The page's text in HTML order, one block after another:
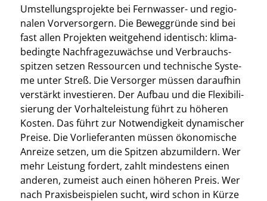
Umstel­lungs­pro­jek­te bei Fern­was­ser- und regio­
na­len Vor­ver­sor­gern. Die Beweg­grün­de sind bei
fast allen Pro­jek­ten weit­ge­hend iden­tisch: kli­ma­
be­ding­te Nach­fra­ge­zu­wäch­se und Ver­brauchs­
spit­zen set­zen Res­sour­cen und tech­ni­sche Sys­te­
me unter Streß. Die Ver­sor­ger müs­sen dar­auf­hin
ver­stärkt inves­tie­ren. Der Auf­bau und die Fle­xi­bi­li­
sie­rung der Vor­hal­te­leis­tung führt zu höhe­ren
Kos­ten. Das führt zur Not­wen­dig­keit dyna­mi­scher
Prei­se. Die Vor­lie­fe­ran­ten müs­sen öko­no­mi­sche
Anrei­ze set­zen, um die Spit­zen abzu­mil­dern. Wer
mehr Leis­tung for­dert, zahlt min­des­tens einen
ande­ren, zumeist auch einen höhe­ren Preis. Wer
nach Pra­xis­bei­spie­len sucht, wird schon in Kür­ze